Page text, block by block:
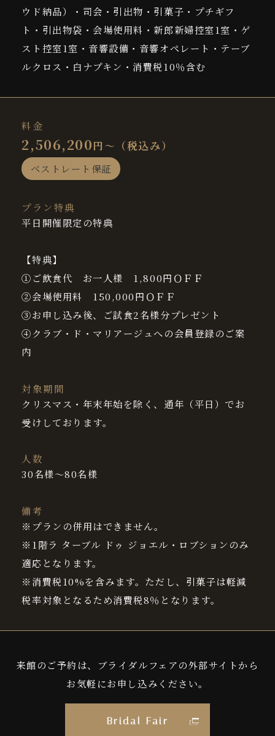
ウド納品）・司会・引出物・引菓子・プチギフ
ト・引出物袋・会場使用料・新郎新婦控室1室・ゲ
スト控室1室・音響設備・音響オペレート・テーブ
ルクロス・白ナプキン・消費税10％含む
料金
2,506,200円～（税込み）
ベストレート保証
プラン特典
平日開催限定の特典
【特典】
①ご飲食代 お一人様 1,800円ＯＦＦ
②会場使用料 150,000円ＯＦＦ
③お申し込み後、ご試食2名様分プレゼント
④クラブ・ド・マリアージュへの会員登録のご案
内
対象期間
クリスマス・年末年始を除く、通年（平日）でお
受けしております。
人数
30名様～80名様
備考
※プランの併用はできません。
※1階ラ ターブル ドゥ ジョエル・ロブションのみ
適応となります。
※消費税10%を含みます。ただし、引菓子は軽減
税率対象となるため消費税8％となります。
来館のご予約は、ブライダルフェアの外部サイトから
お気軽にお申し込みください。
Bridal Fair